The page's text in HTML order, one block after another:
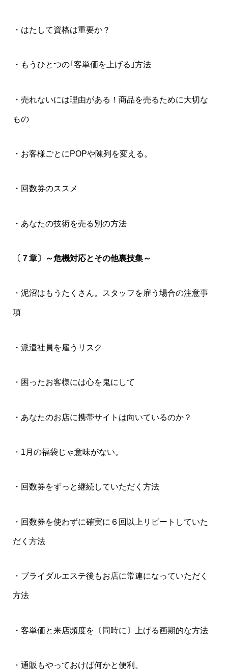
・はたして資格は重要か？
・もうひとつの｢客単価を上げる｣方法
・売れないには理由がある！商品を売るために大切な
もの
・お客様ごとにPOPや陳列を変える。
・回数券のススメ
・あなたの技術を売る別の方法
〔７章〕～危機対応とその他裏技集～
・泥沼はもうたくさん。スタッフを雇う場合の注意事
項
・派遣社員を雇うリスク
・困ったお客様には心を鬼にして
・あなたのお店に携帯サイトは向いているのか？
・1月の福袋じゃ意味がない。
・回数券をずっと継続していただく方法
・回数券を使わずに確実に６回以上リピートしていた
だく方法
・ブライダルエステ後もお店に常連になっていただく
方法
・客単価と来店頻度を〔同時に〕上げる画期的な方法
・通販もやっておけば何かと便利。